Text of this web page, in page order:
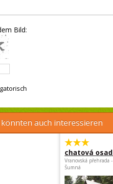
Bild:
auch interessieren
chatová
Vranovská přehrada
Šumná